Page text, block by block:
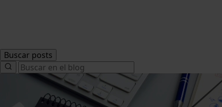
Buscar posts
Search
for: